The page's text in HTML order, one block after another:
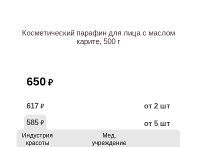
Косметический парафин для лица с маслом
карите, 500 г
650 ₽
617 ₽
от 2 шт
585 ₽ от 5 шт
Индустрия
красоты
Мед.
учреждение